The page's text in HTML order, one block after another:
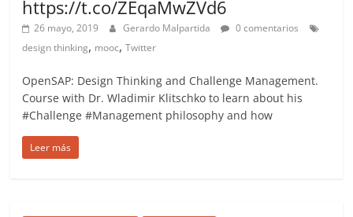
https://t.co/ZEqaMwZVd6
26 mayo, 2019 Gerardo Malpartida
0 comentarios
design thinking, mooc,Twitter
OpenSAP: Design Thinking and Challenge Management.
Course with Dr. Wladimir Klitschko to learn about his
#Challenge #Management philosophy and how
Leer más